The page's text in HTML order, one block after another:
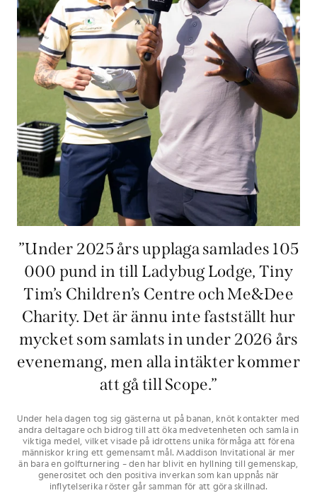
”Under 2025 års upplaga samlades 105
000 pund in till Ladybug Lodge, Tiny
Tim’s Children’s Centre och Me&Dee
Charity. Det är ännu inte fastställt hur
mycket som samlats in under 2026 års
evenemang, men alla intäkter kommer
att gå till Scope.”
Under hela dagen tog sig gästerna ut på banan, knöt kontakter med
andra deltagare och bidrog till att öka medvetenheten och samla in
viktiga medel, vilket visade på idrottens unika förmåga att förena
människor kring ett gemensamt mål. Maddison Invitational är mer
än bara en golfturnering – den har blivit en hyllning till gemenskap,
generositet och den positiva inverkan som kan uppnås när
inflytelserika röster går samman för att göra skillnad.